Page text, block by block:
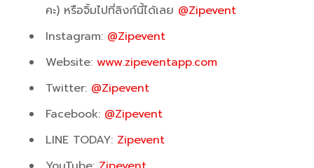
คะ) หรือจิ้มไปที่ลิงก์นี้ได้เลย @Zipevent
Instagram: @Zipevent
Website: www.zipeventapp.com
Twitter: @Zipevent
Facebook: @Zipevent
LINE TODAY: Zipevent